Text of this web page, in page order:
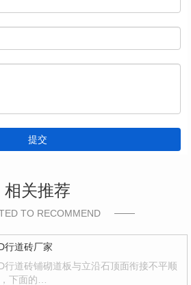
提交
相关推荐
TO RECOMMEND
行道砖厂家
行道砖铺砌道板与立沿石顶面衔接不平顺
下面的…